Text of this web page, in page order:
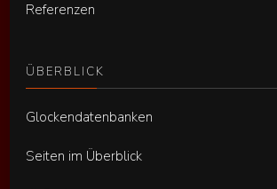
Referenzen
ÜBERBLICK
Glockendatenbanken
Seiten im Überblick